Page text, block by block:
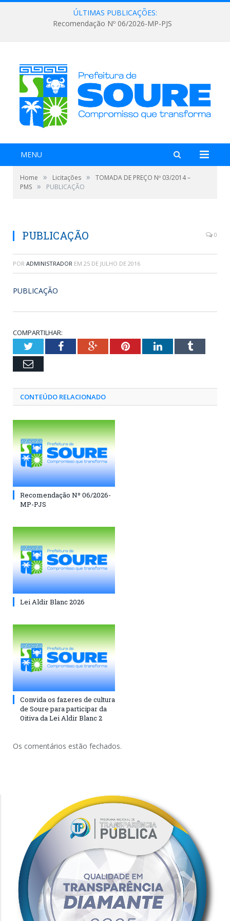
ÚLTIMAS PUBLICAÇÕES:
Recomendação Nº 06/2026-MP-PJS
MENU
Home » Licitações »
TOMADA DE PREÇO Nº 03/2014 –
PMS » PUBLICAÇÃO
PUBLICAÇÃO 0
POR ADMINISTRADOR EM 25 DE JULHO DE 2016
PUBLICAÇÃO
COMPARTILHAR:
TwitterFacebookGoogle+PinterestLinkedInTumblr
Email
CONTEÚDO RELACIONADO
Recomendação Nº 06/2026-
MP-PJS
Lei Aldir Blanc 2026
Convida os fazeres de cultura
de Soure para participar da
Oitiva da Lei Aldir Blanc 2
Os comentários estão fechados.